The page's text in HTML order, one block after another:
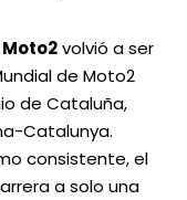
volvió a ser
de Moto2
de Cataluña,
Catalunya.
consistente, el
a solo una